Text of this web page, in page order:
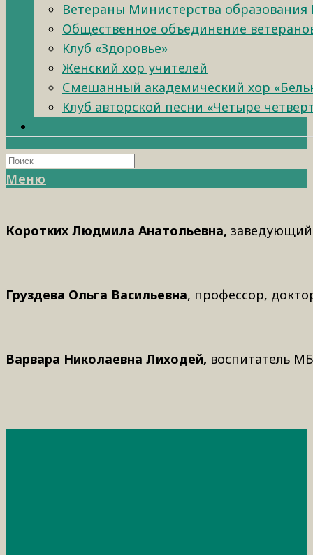
Ветераны Министерства образования
Общественное объединение
Клуб «Здоровье»
Женский хор учителей
Смешанный академический хор
Клуб авторской песни «Четыре
Меню
Коротких Людмила Анатольевна,
Груздева Ольга Васильевна, профессор,
Варвара Николаевна Лиходей, воспитатель